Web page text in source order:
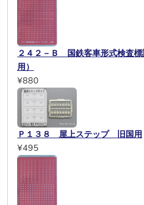
２４２－Ｂ 国鉄客車形式検査標
用）
¥880
Ｐ１３８ 屋上ステップ 旧国用
¥495